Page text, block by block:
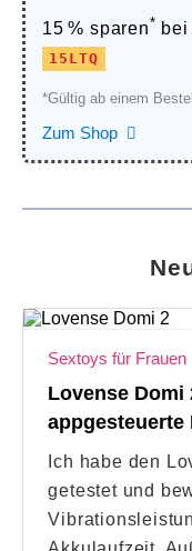
15 % sparen* bei
15LTQ
*Gültig ab einem
Zum Shop
Sextoys für Frauen
Lovense
appgesteuerte
Ich habe den
getestet und